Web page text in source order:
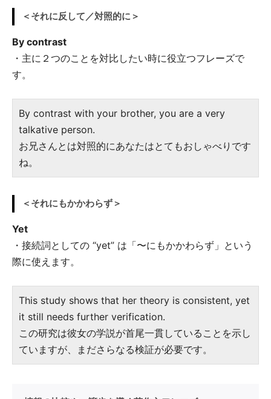
＜それに反して／対照的に＞
By contrast
・主に２つのことを対比したい時に役立つフレーズで
す。
By contrast with your brother, you are a very
talkative person.
お兄さんとは対照的にあなたはとてもおしゃべりです
ね。
＜それにもかかわらず＞
Yet
・接続詞としての “yet” は「〜にもかかわらず」という
際に使えます。
This study shows that her theory is consistent, yet
it still needs further verification.
この研究は彼女の学説が首尾一貫していることを示し
ていますが、まださらなる検証が必要です。